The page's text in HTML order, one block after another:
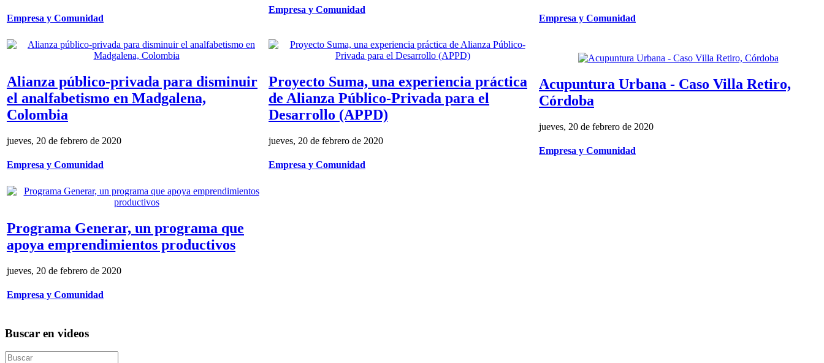
Empresa y Comunidad
Empresa y Comunidad
Empresa y Comunidad
Alianza público-privada para disminuir
el analfabetismo en Madgalena,
Colombia
jueves, 20 de febrero de 2020
Empresa y Comunidad
Proyecto Suma, una experiencia práctica
de Alianza Público-Privada para el
Desarrollo (APPD)
jueves, 20 de febrero de 2020
Empresa y Comunidad
Acupuntura Urbana - Caso Villa Retiro,
Córdoba
jueves, 20 de febrero de 2020
Empresa y Comunidad
Programa Generar, un programa que
apoya emprendimientos productivos
jueves, 20 de febrero de 2020
Empresa y Comunidad
Buscar en videos